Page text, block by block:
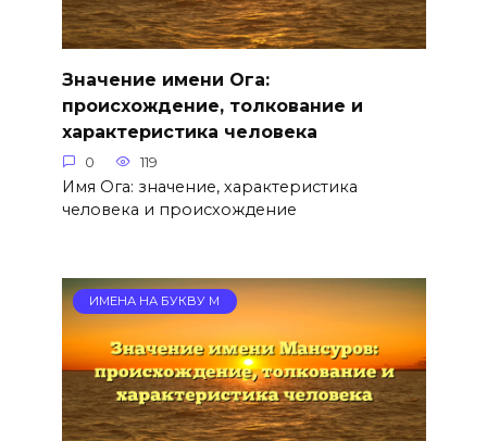
Значение имени Ога:
происхождение, толкование и
характеристика человека
0 119
Имя Ога: значение, характеристика
человека и происхождение
ИМЕНА НА БУКВУ М